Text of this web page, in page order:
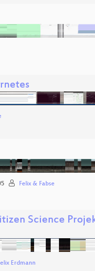
Felix & Fabse
Science
Erdmann